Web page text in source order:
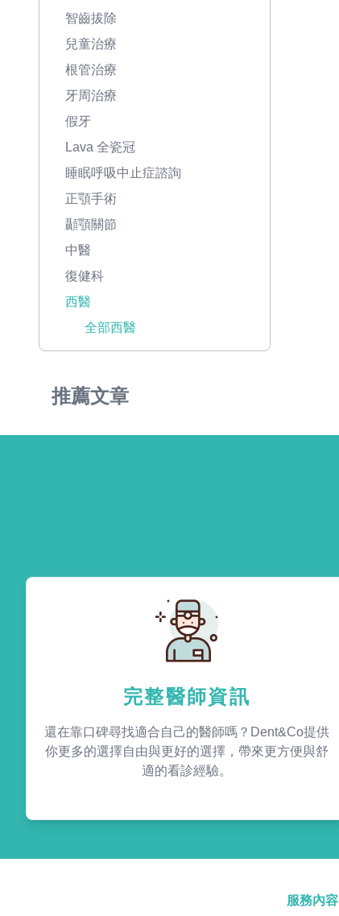
智齒拔除
兒童治療
根管治療
牙周治療
假牙
Lava 全瓷冠
睡眠呼吸中止症諮詢
正顎手術
顳顎關節
中醫
復健科
西醫
全部西醫
推薦文章
完整醫師資訊
還在靠口碑尋找適合自己的醫師嗎？Dent&Co提供
你更多的選擇自由與更好的選擇，帶來更方便與舒
適的看診經驗。
服務內容